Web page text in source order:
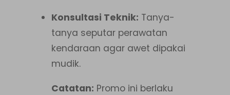
Konsultasi Teknik: Tanya-
tanya seputar perawatan
kendaraan agar awet dipakai
mudik.
Catatan: Promo ini berlaku